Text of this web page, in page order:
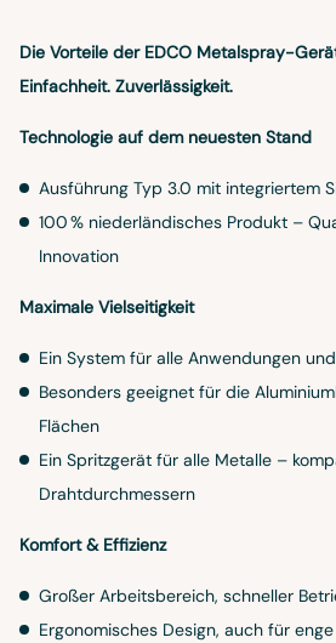
Die Vorteile der EDCO Metalspray-
Einfachheit. Zuverlässigkeit.
Technologie auf dem neuesten Stand
Ausführung Typ 3.0 mit integriertem
100 % niederländisches Produkt –
Innovation
Maximale Vielseitigkeit
Ein System für alle Anwendungen
Besonders geeignet für die
Flächen
Ein Spritzgerät für alle Metalle –
Drahtdurchmessern
Komfort & Effizienz
Großer Arbeitsbereich, schneller
Ergonomisches Design, auch für